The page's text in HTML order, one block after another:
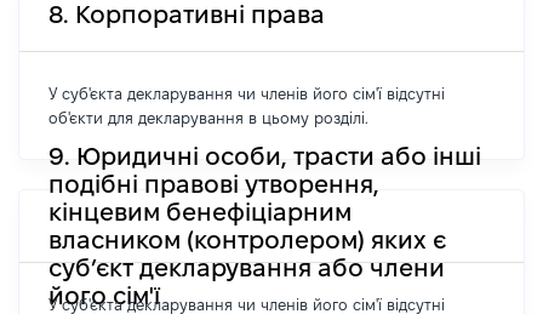
8. Корпоративні права
У суб'єкта декларування чи членів його сім'ї відсутні
об'єкти для декларування в цьому розділі.
9. Юридичні особи, трасти або інші
подібні правові утворення,
кінцевим бенефіціарним
власником (контролером) яких є
суб’єкт декларування або члени
його сім'ї
У суб'єкта декларування чи членів його сім'ї відсутні